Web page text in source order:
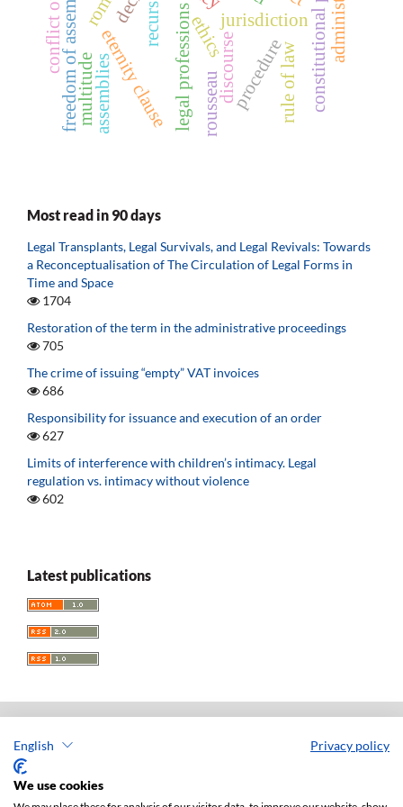
English Privacy policy
We use cookies
ethics
legal professions discourse
jurisdiction
recurs
procedurerule of law
eternity clause
assemblies
freedom of assemblymultitude rousseau
Most read in 90 days
Legal Transplants, Legal Survivals, and Legal Revivals: Towards
a Reconceptualisation of The Circulation of Legal Forms in
Time and Space
1704
Restoration of the term in the administrative proceedings
705
The crime of issuing “empty” VAT invoices
686
Responsibility for issuance and execution of an order
627
Limits of interference with children’s intimacy. Legal
regulation vs. intimacy without violence
602
Latest publications
Acta Universitatis Lodziensis. Folia Iuridica
ISSN: 0208-6069